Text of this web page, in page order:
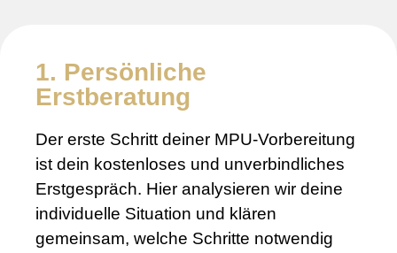
1. Persönliche
Erstberatung
Der erste Schritt deiner MPU-Vorbereitung
ist dein kostenloses und unverbindliches
Erstgespräch. Hier analysieren wir deine
individuelle Situation und klären
gemeinsam, welche Schritte notwendig